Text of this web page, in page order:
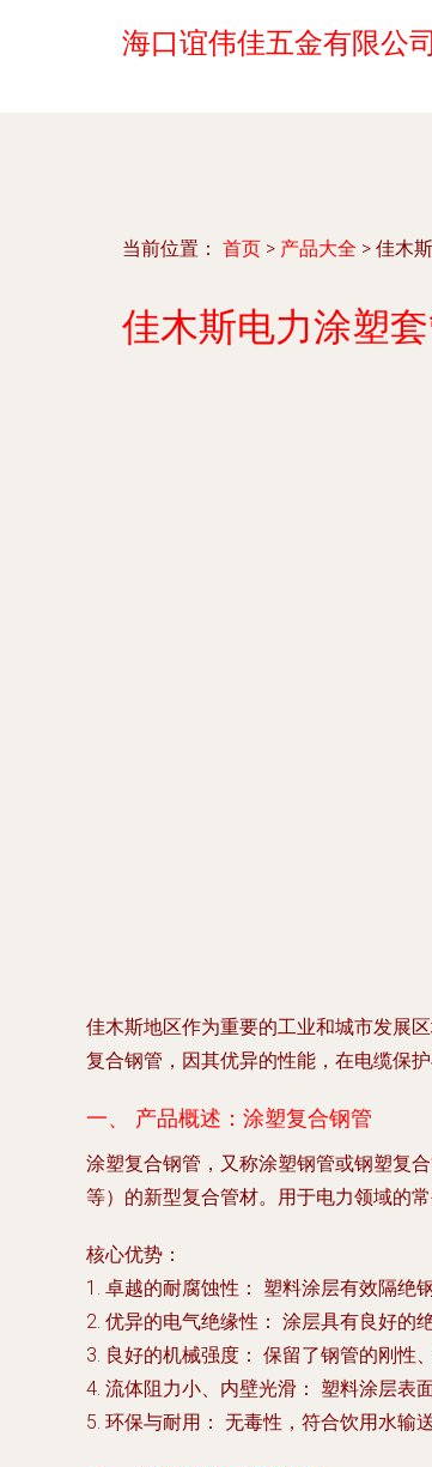
海口谊伟佳五金有限公司
当前位置： 首页 > 产品大全 > 佳木
佳木斯电力涂塑
佳木斯地区作为重要的工业和城市发展
复合钢管，因其优异的性能，在电缆保
一、 产品概述：涂塑复合钢管
涂塑复合钢管，又称涂塑钢管或钢塑复
等）的新型复合管材。用于电力领域的
核心优势：
1. 卓越的耐腐蚀性：
塑料涂层有效隔绝
2. 优异的电气绝缘性： 涂层具有良好的
3. 良好的机械强度： 保留了钢管的刚性
4. 流体阻力小、内壁光滑：
塑料涂层表
5. 环保与耐用： 无毒性，符合饮用水输